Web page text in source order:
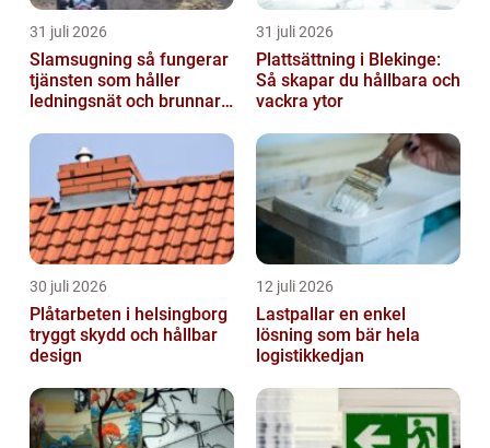
31 juli 2026
Slamsugning så fungerar
tjänsten som håller
ledningsnät och brunnar i
31 juli 2026
Plattsättning i Blekinge:
Så skapar du hållbara och
vackra ytor
30 juli 2026
Plåtarbeten i helsingborg
tryggt skydd och hållbar
design
12 juli 2026
Lastpallar en enkel
lösning som bär hela
logistikkedjan